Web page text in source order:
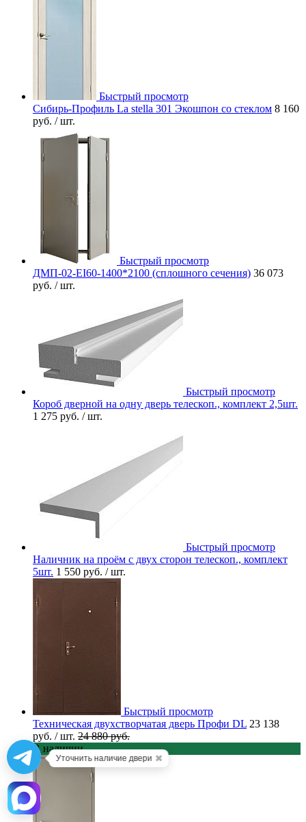
Быстрый просмотр
Сибирь-Профиль La stella 301 Экошпон со стеклом 8 160
руб. / шт.
Быстрый просмотр
ДМП-02-EI60-1400*2100 (сплошного сечения) 36 073
руб. / шт.
Быстрый просмотр
Короб дверной на одну дверь телескоп., комплект 2,5шт.
1 275 руб. / шт.
Быстрый просмотр
Наличник на проём с двух сторон телескоп., комплект
5шт. 1 550 руб. / шт.
Быстрый просмотр
Техническая двухстворчатая дверь Профи DL 23 138
руб. / шт. 24 880 руб.
В наличии
Уточнить наличие двери ✖